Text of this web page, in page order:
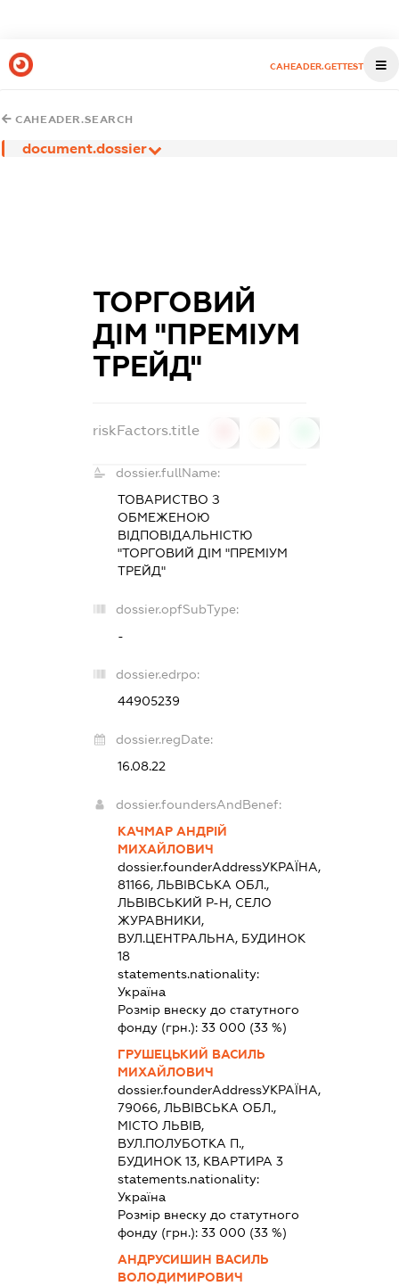
CAHEADER.GETTEST
CAHEADER.SEARCH
document.dossier
ТОРГОВИЙ
ДІМ "ПРЕМІУМ
ТРЕЙД"
riskFactors.title
dossier.fullName:
ТОВАРИСТВО З
ОБМЕЖЕНОЮ
ВІДПОВІДАЛЬНІСТЮ
"ТОРГОВИЙ ДІМ "ПРЕМІУМ
ТРЕЙД"
dossier.opfSubType:
-
dossier.edrpo:
44905239
dossier.regDate:
16.08.22
dossier.foundersAndBenef:
КАЧМАР АНДРІЙ
МИХАЙЛОВИЧ
dossier.founderAddressУКРАЇНА,
81166, ЛЬВІВСЬКА ОБЛ.,
ЛЬВІВСЬКИЙ Р-Н, СЕЛО
ЖУРАВНИКИ,
ВУЛ.ЦЕНТРАЛЬНА, БУДИНОК
18
statements.nationality:
Україна
Розмір внеску до статутного
фонду (грн.): 33 000 (33 %)
ГРУШЕЦЬКИЙ ВАСИЛЬ
МИХАЙЛОВИЧ
dossier.founderAddressУКРАЇНА,
79066, ЛЬВІВСЬКА ОБЛ.,
МІСТО ЛЬВІВ,
ВУЛ.ПОЛУБОТКА П.,
БУДИНОК 13, КВАРТИРА 3
statements.nationality:
Україна
Розмір внеску до статутного
фонду (грн.): 33 000 (33 %)
АНДРУСИШИН ВАСИЛЬ
ВОЛОДИМИРОВИЧ